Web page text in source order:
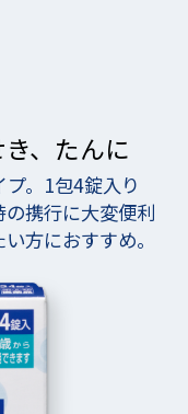
、たんに
。1包4錠入り
携行に大変便利
方におすすめ。